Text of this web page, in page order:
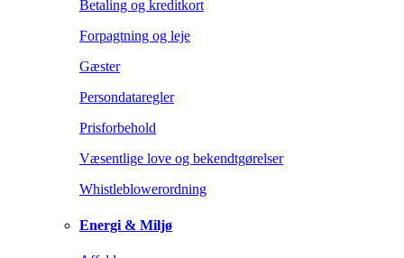
Betaling og kreditkort
Forpagtning og leje
Gæster
Persondataregler
Prisforbehold
Væsentlige love og bekendtgørelser
Whistleblowerordning
Energi & Miljø